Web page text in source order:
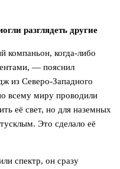
разглядеть другие
компаньон, когда-либо
— пояснил
из Северо-Западного
всему миру проводили
её свет, но для наземных
Это сделало её
спектр, он сразу